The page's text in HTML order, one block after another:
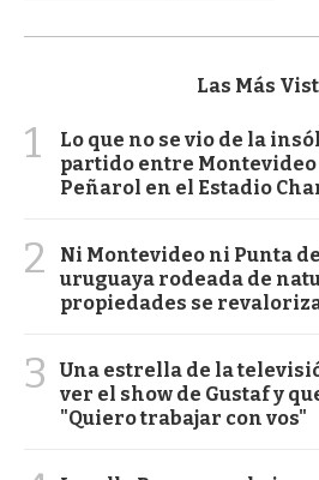
Las Más
1
Lo que no se vio de la
partido entre Montevideo
Peñarol en el Estadio
2
Ni Montevideo ni Punta
uruguaya rodeada de
propiedades se
3
Una estrella de la
ver el show de Gustaf y
"Quiero trabajar con vos"